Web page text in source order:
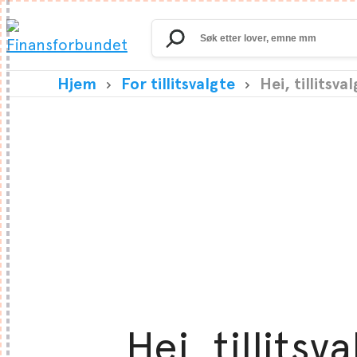
Search
for:
Hjem For tillitsvalgte Hei,
Hei,